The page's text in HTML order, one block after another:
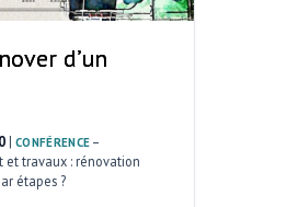
d’un
| CONFÉRENCE –
et travaux : rénovation
étapes ?